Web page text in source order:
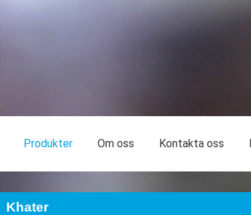
Produkter Om oss Kontakta oss
Khater